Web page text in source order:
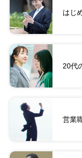
はじ
20代
営業